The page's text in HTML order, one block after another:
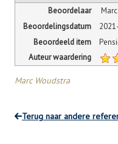
Beoordelaar
Beoordelingsdatum
Beoordeeld item
Auteur waardering
Marc Woudstra
Terug naar andere